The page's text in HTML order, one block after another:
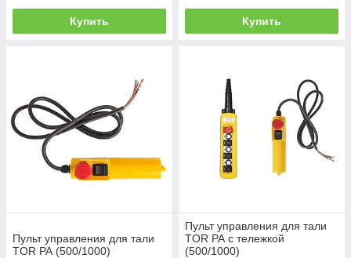
Купить Купить
Пульт управления для тали
TOR РА (500/1000)
Пульт управления для тали
TOR РА с тележкой
(500/1000)